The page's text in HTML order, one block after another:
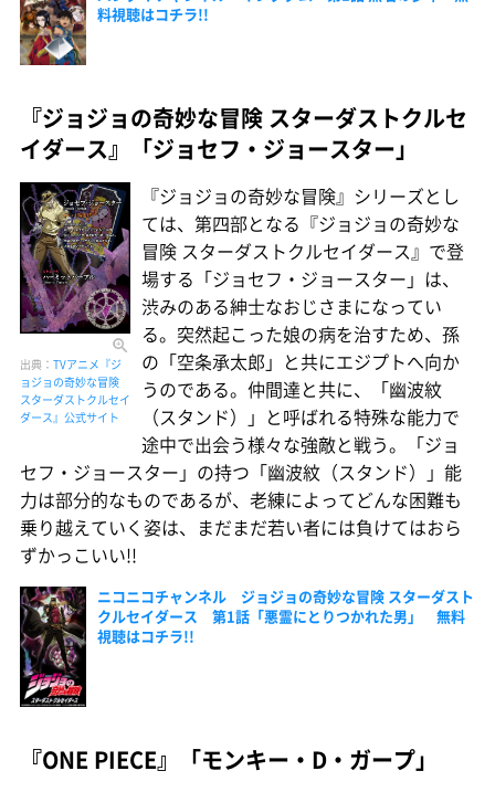
料視聴はコチラ!!
『ジョジョの奇妙な冒険 スターダストクルセ
イダース』「ジョセフ・ジョースター」
出典： TVアニメ『ジ
ョジョの奇妙な冒険
スターダストクルセイ
ダース』公式サイト
『ジョジョの奇妙な冒険』シリーズとし
ては、第四部となる『ジョジョの奇妙な
冒険 スターダストクルセイダース』で登
場する「ジョセフ・ジョースター」は、
渋みのある紳士なおじさまになってい
る。突然起こった娘の病を治すため、孫
の「空条承太郎」と共にエジプトへ向か
うのである。仲間達と共に、「幽波紋
（スタンド）」と呼ばれる特殊な能力で
途中で出会う様々な強敵と戦う。「ジョ
セフ・ジョースター」の持つ「幽波紋（スタンド）」能
力は部分的なものであるが、老練によってどんな困難も
乗り越えていく姿は、まだまだ若い者には負けてはおら
ずかっこいい!!
ニコニコチャンネル ジョジョの奇妙な冒険 スターダスト
クルセイダース 第1話「悪霊にとりつかれた男」 無料
視聴はコチラ!!
『ONE PIECE』「モンキー・D・ガープ」